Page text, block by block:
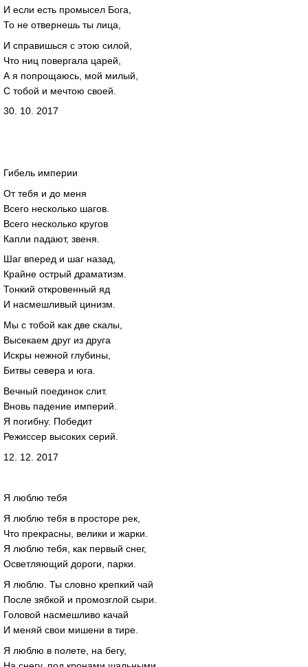
И если есть промысел Бога,
То не отвернешь ты лица,
И справишься с этою силой,
Что ниц повергала царей,
А я попрощаюсь, мой милый,
С тобой и мечтою своей.
30. 10. 2017
Гибель империи
От тебя и до меня
Всего несколько шагов.
Всего несколько кругов
Капли падают, звеня.
Шаг вперед и шаг назад,
Крайне острый драматизм.
Тонкий откровенный яд
И насмешливый цинизм.
Мы с тобой как две скалы,
Высекаем друг из друга
Искры нежной глубины,
Битвы севера и юга.
Вечный поединок слит.
Вновь падение империй.
Я погибну. Победит
Режиссер высоких серий.
12. 12. 2017
Я люблю тебя
Я люблю тебя в просторе рек,
Что прекрасны, велики и жарки.
Я люблю тебя, как первый снег,
Осветляющий дороги, парки.
Я люблю. Ты словно крепкий чай
После зябкой и промозглой сыри.
Головой насмешливо качай
И меняй свои мишени в тире.
Я люблю в полете, на бегу,